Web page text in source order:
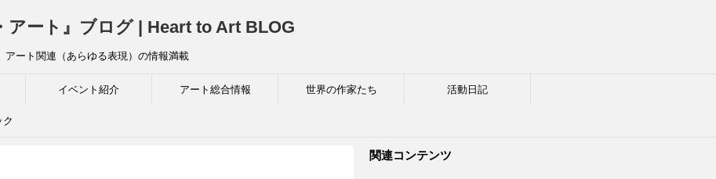
アート』ブログ | Heart to Art BLOG
アート関連（あらゆる表現）の情報満載
イベント紹介 アート総合情報 世界の作家たち 活動日記
関連コンテンツ